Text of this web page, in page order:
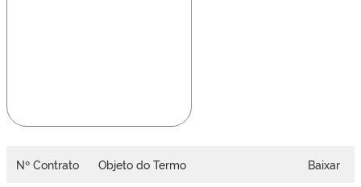
Nº Contrato Objeto do Termo Baixar